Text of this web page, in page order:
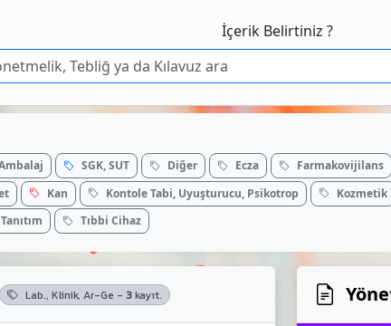
İçerik Belirtiniz ?
SGK, SUT Diğer Ecza Farmakovijilans
Kan Kontole Tabi, Uyuşturucu, Psikotrop Kozmetik
Tanıtım Tıbbi Cihaz
Lab., Klinik, Ar-Ge - 3kayıt.